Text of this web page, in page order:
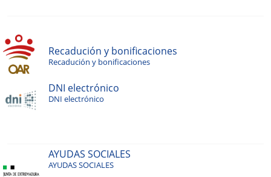
Recadución y bonificaciones
Recadución y bonificaciones
DNI electrónico
DNI electrónico
AYUDAS SOCIALES
AYUDAS SOCIALES